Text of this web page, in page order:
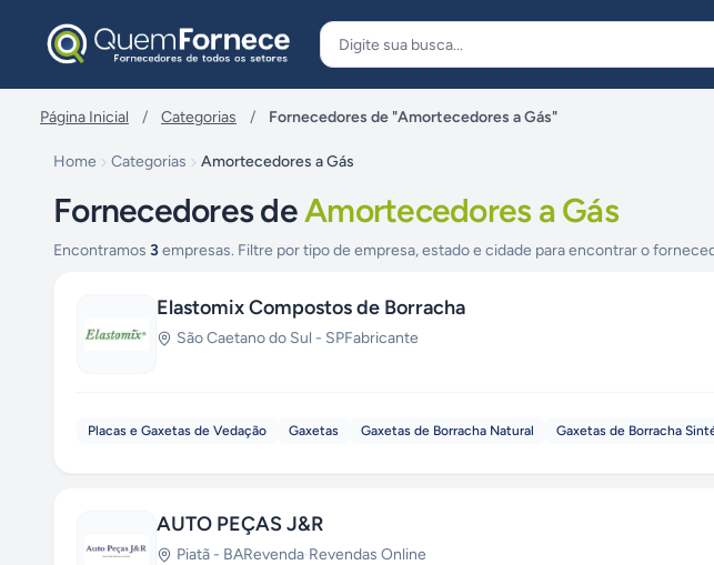
Página Inicial / Categorias / Fornecedores de "Amortecedores a Gás"
Home Categorias Amortecedores a Gás
Fornecedores deAmortecedores a Gás
Encontramos 3 empresas. Filtre por tipo de empresa, estado e cidade para encontrar o
Elastomix Compostos de Borracha
São Caetano do Sul - SPFabricante
Placas e Gaxetas de Vedação Gaxetas Gaxetas de Borracha Natural Gaxetas de Borracha
AUTO PEÇAS J&R
Piatã - BARevenda·Revendas Online